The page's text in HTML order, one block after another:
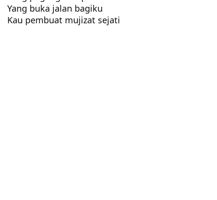
Yang buka jalan bagiku
Kau pembuat mujizat sejati